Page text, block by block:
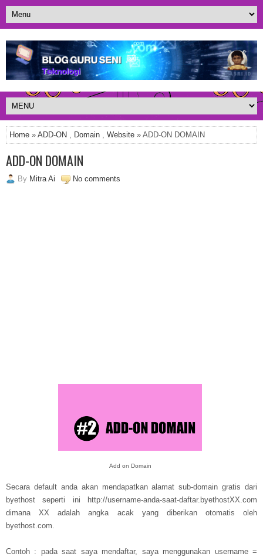
Home » ADD-ON Domain Website » ADD-ON DOMAIN
ADD-ON DOMAIN
By Mitra Ai No comments
Add on Domain
Secara default anda akan mendapatkan alamat sub-domain gratis dari
byethost seperti ini http://username-anda-saat-daftar.byethostXX.com
dimana XX adalah angka acak yang diberikan otomatis oleh
byethost.com.
Contoh : pada saat saya mendaftar, saya menggunakan username =